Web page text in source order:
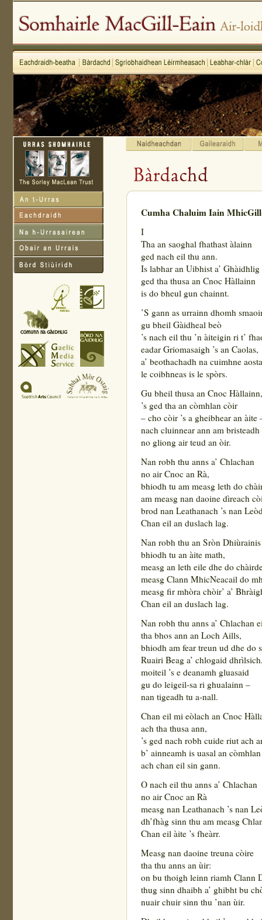
Cumha Chaluim Iain
I
Tha an saoghal fhathast àlainn
ged nach eil thu ann.
Is labhar an Uibhist a’ Ghàidhlig
ged tha thusa an Cnoc Hàllainn
is do bheul gun chainnt.
’S gann as urrainn dhomh
gu bheil Gàidheal beò
’s nach eil thu ’n àiteigin ri t’
eadar Griomasaigh ’s an Caolas,
a’ beothachadh na cuimhne aosta
le coibhneas is le spòrs.
Gu bheil thusa an Cnoc Hàllainn,
’s ged tha an còmhlan còir
– cho còir ’s a gheibhear an àite
nach cluinnear ann am bristeadh
no gliong air teud an òir.
Nan robh thu anns a’ Chlachan
no air Cnoc an Rà,
bhiodh tu am measg leth do
am measg nan daoine dìreach
brod nan Leathanach ’s nan
Chan eil an duslach lag.
Nan robh thu an Sròn Dhiùrainis
bhiodh tu an àite math,
measg an leth eile dhe do
measg Clann MhicNeacail do
measg fir mhòra chòir’ a’
Chan eil an duslach lag.
Nan robh thu anns a’ Chlachan
tha bhos ann an Loch Aills,
bhiodh am fear treun ud dhe do
Ruairi Beag a’ chlogaid
moiteil ’s e deanamh gluasaid
gu do leigeil-sa ri ghualainn –
nan tigeadh tu a-nall.
Chan eil mi eòlach an Cnoc
ach tha thusa ann,
’s ged nach robh cuide riut ach
b’ ainneamh is uasal an
ach chan eil sin gann.
O nach eil thu anns a’ Chlachan
no air Cnoc an Rà
measg nan Leathanach ’s nan
dh’fhàg sinn thu am measg
Chan eil àite ’s fheàrr.
Measg nan daoine treuna còire
tha thu anns an ùir:
on bu thoigh leinn riamh Clann
thug sinn dhaibh a’ ghibht bu
nuair chuir sinn thu ’nan ùir.